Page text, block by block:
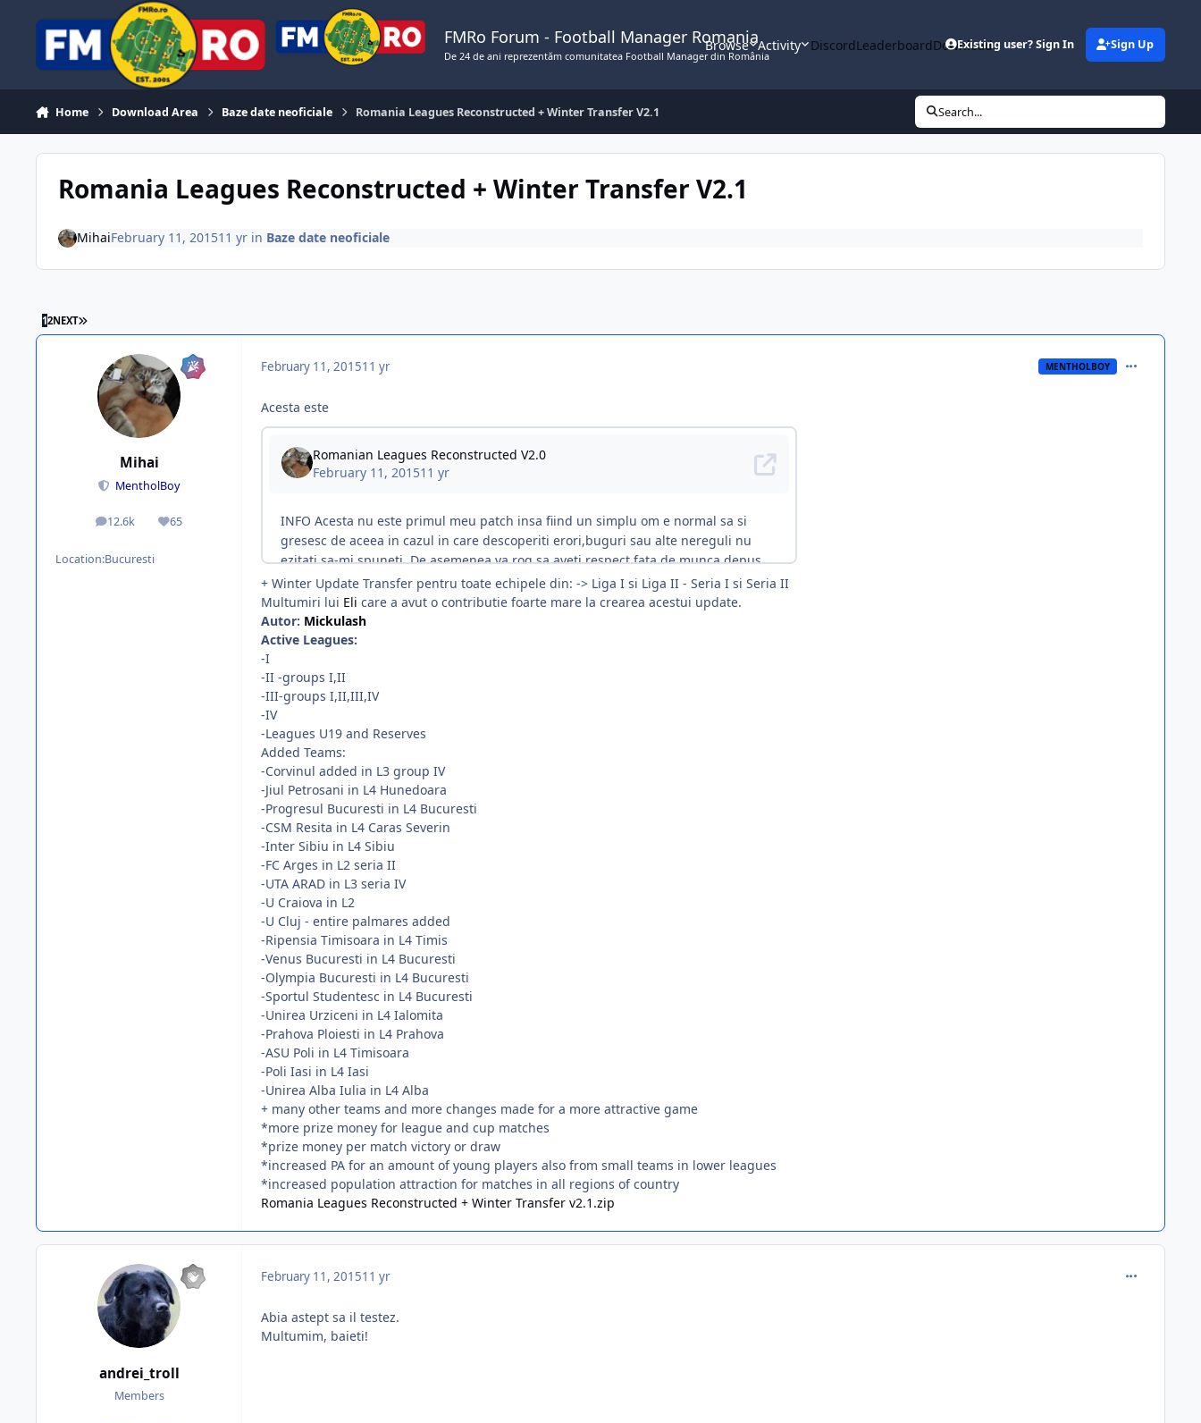
FMRo Forum - Football Manager Romania
De 24 de ani reprezentăm comunitatea Football Manager din România
Browse Activity DiscordLeaderboardDownloads
Existing user? Sign In Sign Up
Home Download Area Baze date neoficiale Romania Leagues Reconstructed + Winter Transfer V2.1 Search...
Romania Leagues Reconstructed + Winter Transfer V2.1
MihaiFebruary 11, 201511 yrin Baze date neoficiale
12NEXT LAST PAGE
Mihai
MentholBoy
12.6k
posts 65
Reputation
Location:Bucuresti
February 11, 201511 yr MENTHOLBOY
Acesta este
+ Winter Update Transfer pentru toate echipele din: -> Liga I si Liga II - Seria I si Seria II
Multumiri lui Eli care a avut o contributie foarte mare la crearea acestui update.
Autor: Mickulash
Active Leagues:
-I
-II -groups I,II
-III-groups I,II,III,IV
-IV
-Leagues U19 and Reserves
Added Teams:
-Corvinul added in L3 group IV
-Jiul Petrosani in L4 Hunedoara
-Progresul Bucuresti in L4 Bucuresti
-CSM Resita in L4 Caras Severin
-Inter Sibiu in L4 Sibiu
-FC Arges in L2 seria II
-UTA ARAD in L3 seria IV
-U Craiova in L2
-U Cluj - entire palmares added
-Ripensia Timisoara in L4 Timis
-Venus Bucuresti in L4 Bucuresti
-Olympia Bucuresti in L4 Bucuresti
-Sportul Studentesc in L4 Bucuresti
-Unirea Urziceni in L4 Ialomita
-Prahova Ploiesti in L4 Prahova
-ASU Poli in L4 Timisoara
-Poli Iasi in L4 Iasi
-Unirea Alba Iulia in L4 Alba
+ many other teams and more changes made for a more attractive game
*more prize money for league and cup matches
*prize money per match victory or draw
*increased PA for an amount of young players also from small teams in lower leagues
*increased population attraction for matches in all regions of country
Romania Leagues Reconstructed + Winter Transfer v2.1.zip
andrei_troll
Members
February 11, 201511 yr
Abia astept sa il testez.
Multumim, baieti!